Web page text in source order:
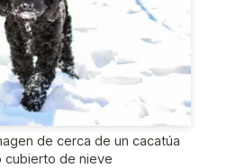
de cerca de un cacatúa
cubierto de nieve